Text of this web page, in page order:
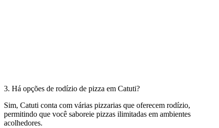
3. Há opções de rodízio de pizza em Catuti?
Sim, Catuti conta com várias pizzarias que oferecem rodízio,
permitindo que você saboreie pizzas ilimitadas em ambientes
acolhedores.